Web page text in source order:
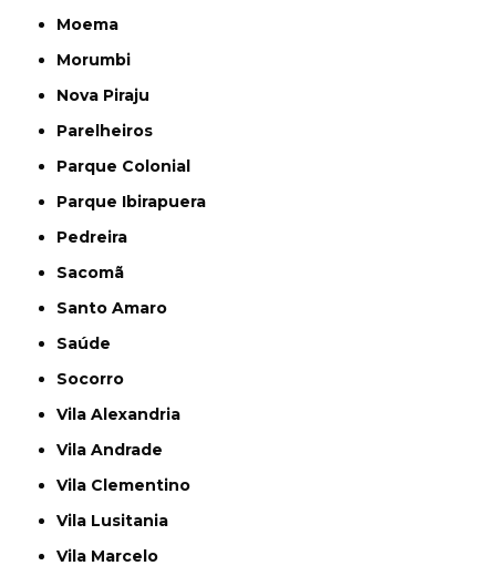
Moema
Morumbi
Nova Piraju
Parelheiros
Parque Colonial
Parque Ibirapuera
Pedreira
Sacomã
Santo Amaro
Saúde
Socorro
Vila Alexandria
Vila Andrade
Vila Clementino
Vila Lusitania
Vila Marcelo